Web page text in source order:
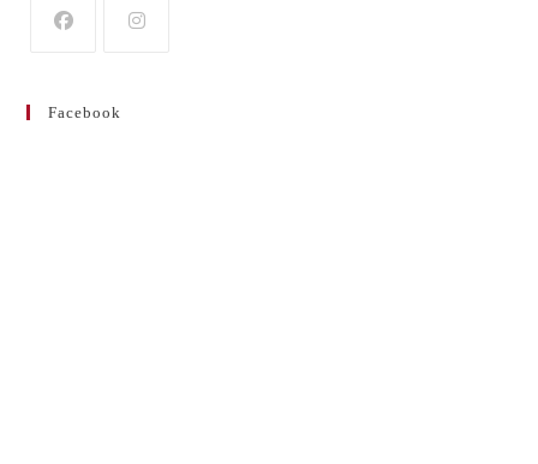
Facebook